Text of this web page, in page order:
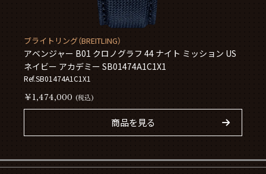
ブライトリング（BREITLING）
アベンジャー B01 クロノグラフ 44 ナイト ミッション US
ネイビー アカデミー SB01474A1C1X1
Ref.SB01474A1C1X1
￥1,474,000 (税込)
商品を見る